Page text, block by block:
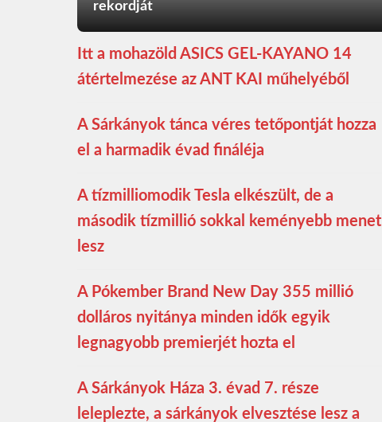
rekordját
Itt a mohazöld ASICS GEL-KAYANO 14
átértelmezése az ANT KAI műhelyéből
A Sárkányok tánca véres tetőpontját hozza
el a harmadik évad fináléja
A tízmilliomodik Tesla elkészült, de a
második tízmillió sokkal keményebb menet
lesz
A Pókember Brand New Day 355 millió
dolláros nyitánya minden idők egyik
legnagyobb premierjét hozta el
A Sárkányok Háza 3. évad 7. része
leleplezte, a sárkányok elvesztése lesz a